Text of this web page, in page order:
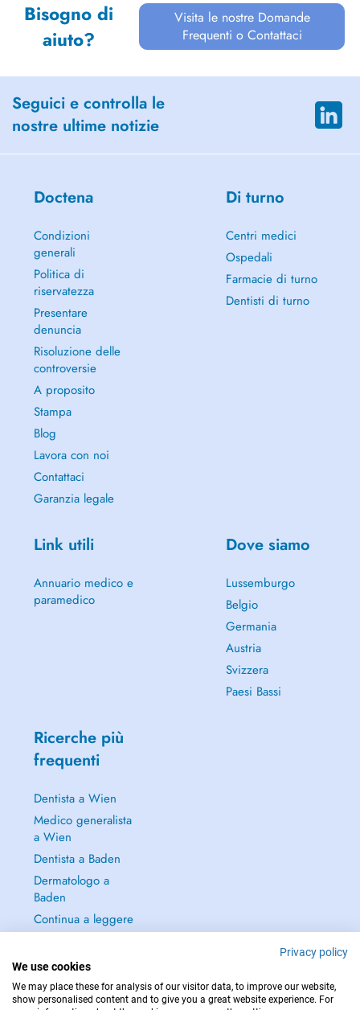
Bisogno di
aiuto?
Visita le nostre Domande
Frequenti o Contattaci
Seguici e controlla le
nostre ultime notizie
Doctena
Condizioni
generali
Politica di
riservatezza
Presentare
denuncia
Risoluzione delle
controversie
A proposito
Stampa
Blog
Lavora con noi
Contattaci
Garanzia legale
Di turno
Centri medici
Ospedali
Farmacie di turno
Dentisti di turno
Link utili
Annuario medico e
paramedico
Dove siamo
Lussemburgo
Belgio
Germania
Austria
Svizzera
Paesi Bassi
Ricerche più
frequenti
Dentista a Wien
Medico generalista
a Wien
Dentista a Baden
Dermatologo a
Baden
Continua a leggere
→
Privacy policy
We use cookies
We may place these for analysis of our visitor data, to improve our website,
show personalised content and to give you a great website experience. For